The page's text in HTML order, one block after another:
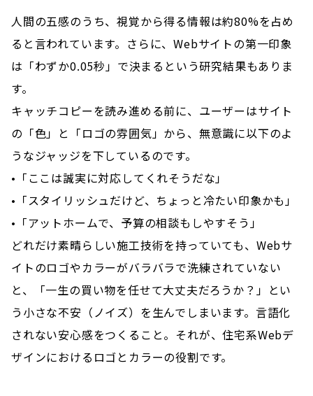
人間の五感のうち、視覚から得る情報は約80%を占め
ると言われています。さらに、Webサイトの第一印象
は「わずか0.05秒」で決まるという研究結果もありま
す。
キャッチコピーを読み進める前に、ユーザーはサイト
の「色」と「ロゴの雰囲気」から、無意識に以下のよ
うなジャッジを下しているのです。
•「ここは誠実に対応してくれそうだな」
•「スタイリッシュだけど、ちょっと冷たい印象かも」
•「アットホームで、予算の相談もしやすそう」
どれだけ素晴らしい施工技術を持っていても、Webサ
イトのロゴやカラーがバラバラで洗練されていない
と、「一生の買い物を任せて大丈夫だろうか？」とい
う小さな不安（ノイズ）を生んでしまいます。言語化
されない安心感をつくること。それが、住宅系Webデ
ザインにおけるロゴとカラーの役割です。